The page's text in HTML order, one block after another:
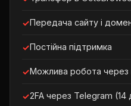
Передача сайту і
Постійна підтримка
Можлива робота через
2FA через Telegram (14